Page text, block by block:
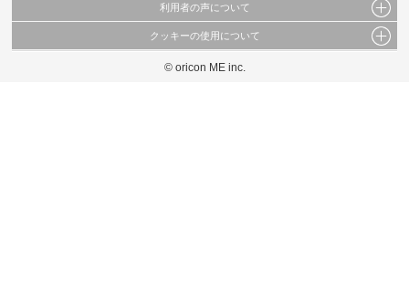
当サイトで公開されている情報（文字、写真、イラスト、画像データ等）及びこれらの配
これらの情報を権利者の許可なく無断転載・複製などの二次利用を行うことは固く禁じて
利用者の声について
当サイトに掲載している内容はすべてサービスの利用者が提出された見解・感想です。
弊社の見解・ 意見ではないことをご理解いただいた上でご覧ください。
クッキーの使用について
このサイトでは Cookie を使用して、ユーザーに合わせたコンテンツや広告の表示、ソー
© oricon ME inc.